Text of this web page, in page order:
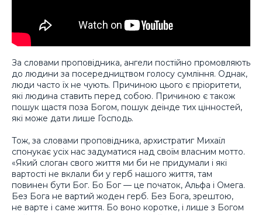
За словами проповідника, ангели постійно промовляють
до людини за посередництвом голосу сумління. Однак,
люди часто їх не чують. Причиною цього є пріоритети,
які людина ставить перед собою. Причиною є також
пошук щастя поза Богом, пошук деінде тих цінностей,
які може дати лише Господь.
Тож, за словами проповідника, архистратиг Михаїл
спонукає усіх нас задуматися над своїм власним мотто.
«Який слоган свого життя ми би не придумали і які
вартості не вклали би у герб нашого життя, там
повинен бути Бог. Бо Бог — це початок, Альфа і Омега.
Без Бога не вартий жоден герб. Без Бога, зрештою,
не варте і саме життя. Бо воно коротке, і лише з Богом